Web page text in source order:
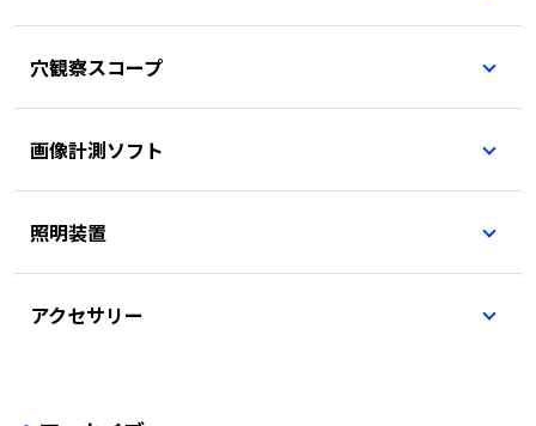
穴観察スコープ
画像計測ソフト
照明装置
アクセサリー